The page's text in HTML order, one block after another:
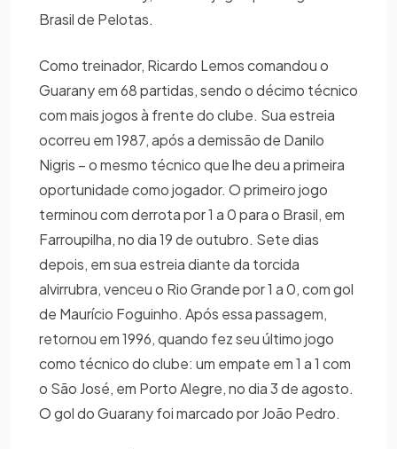
Brasil de Pelotas.
Como treinador, Ricardo Lemos comandou o
Guarany em 68 partidas, sendo o décimo técnico
com mais jogos à frente do clube. Sua estreia
ocorreu em 1987, após a demissão de Danilo
Nigris – o mesmo técnico que lhe deu a primeira
oportunidade como jogador. O primeiro jogo
terminou com derrota por 1 a 0 para o Brasil, em
Farroupilha, no dia 19 de outubro. Sete dias
depois, em sua estreia diante da torcida
alvirrubra, venceu o Rio Grande por 1 a 0, com gol
de Maurício Foguinho. Após essa passagem,
retornou em 1996, quando fez seu último jogo
como técnico do clube: um empate em 1 a 1 com
o São José, em Porto Alegre, no dia 3 de agosto.
O gol do Guarany foi marcado por João Pedro.